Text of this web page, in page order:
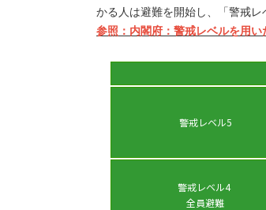
かる人は避難を開始し、「警戒レ
参照：内閣府：警戒レベルを用
警戒レベル5
警戒レベル4
全員避難